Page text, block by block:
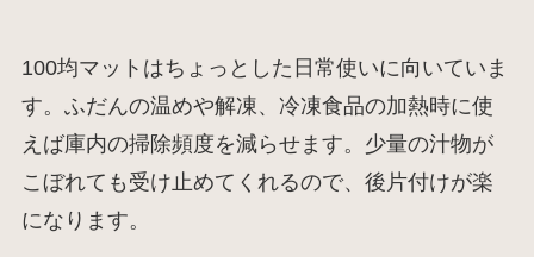
100均マットはちょっとした日常使いに向いていま
す。ふだんの温めや解凍、冷凍食品の加熱時に使
えば庫内の掃除頻度を減らせます。少量の汁物が
こぼれても受け止めてくれるので、後片付けが楽
になります。